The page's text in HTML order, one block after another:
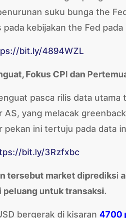
suku bunga the
pada kebijakan the Fed
bit.ly/4894WZL
Fokus CPI dan
pasca rilis data utama
AS, yang melacak
pekan ini tertuju pada data
bit.ly/3Rzfxbc
tersebut market diprediksi
peluang untuk transaksi.
bergerak di kisaran 4700